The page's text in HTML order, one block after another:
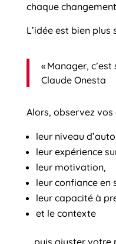
chaque
L’idée est bien plus
« Manager,
Claude Onesta
Alors, observez
leur niveau
leur expérience
leur motivation,
leur confiance en
leur capacité à
et le contexte
… puis ajuster votre